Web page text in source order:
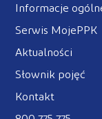
Informacje
Serwis MojePPK
Aktualności
Słownik pojęć
Kontakt